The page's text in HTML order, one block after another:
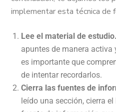
implementar esta técnica de
Lee el material de estudio.
apuntes de manera activa
es importante que
de intentar recordarlos.
Cierra las fuentes de
leído una sección, cierra